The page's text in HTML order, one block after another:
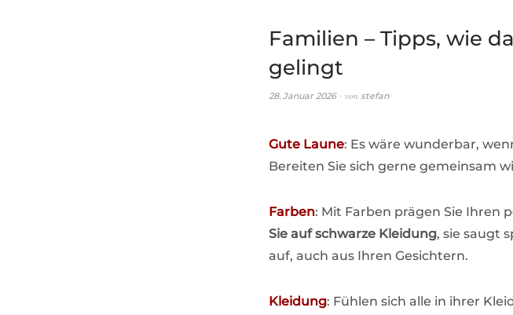
Familien – Tipps, wie
gelingt
28. Januar 2026 von stefan
Gute Laune: Es wäre wunderbar,
Bereiten Sie sich gerne gemeinsam
Farben: Mit Farben prägen Sie Ihren
Sie auf schwarze Kleidung, sie saugt
auf, auch aus Ihren Gesichtern.
Kleidung: Fühlen sich alle in ihrer